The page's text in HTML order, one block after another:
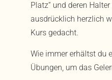
Platz“ und deren
ausdrücklich herzlich
Kurs gedacht.
Wie immer erhältst du
Übungen, um das